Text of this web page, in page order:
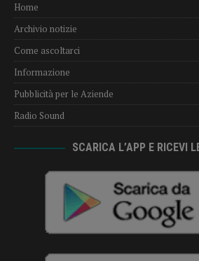
Home
Archivio notizie
Come ascoltarci
Informazione
Pubblicità per le Aziende
Radio Sound
SCARICA L’APP E RICEVI